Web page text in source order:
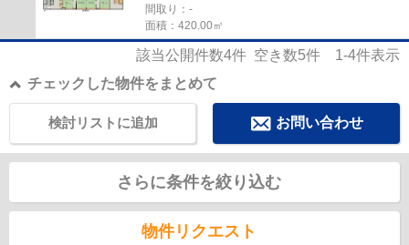
間取り：-
面積：420.00㎡
該当公開件数4件 空き数5件 1-4件表示
チェックした物件をまとめて
お問い合わせ
検討リストに追加
さらに条件を絞り込む
物件リクエスト